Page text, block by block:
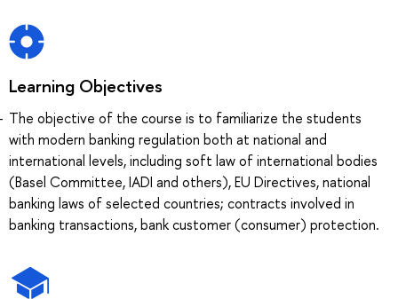
Learning Objectives
The objective of the course is to familiarize the students
with modern banking regulation both at national and
international levels, including soft law of international bodies
(Basel Committee, IADI and others), EU Directives, national
banking laws of selected countries; contracts involved in
banking transactions, bank customer (consumer) protection.